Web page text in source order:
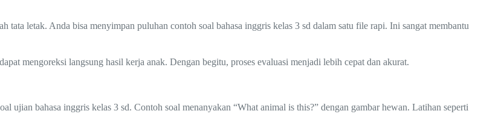
letak. Anda bisa menyimpan puluhan contoh soal bahasa inggris kelas 3 sd dalam satu file rapi. Ini sangat membantu
mengoreksi langsung hasil kerja anak. Dengan begitu, proses evaluasi menjadi lebih cepat dan akurat.
ujian bahasa inggris kelas 3 sd. Contoh soal menanyakan “What animal is this?” dengan gambar hewan. Latihan seperti